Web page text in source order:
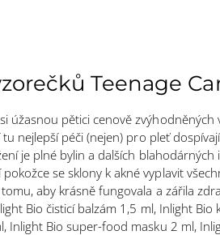
Teenage
úžasnou pětici cenově zvýhodněných
nejlepší péči (nejen) pro pleť
je plné bylin a dalších blahodárných
pokožce se sklony k akné vyplavit
aby krásně fungovala a zářila
Bio čisticí balzám 1,5 ml, Inlight Bio
Inlight Bio super-food masku 2 ml,